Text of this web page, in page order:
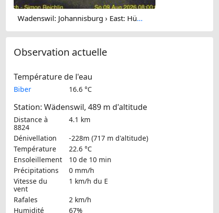
Wadenswil: Johannisburg › East: Hütten
Observation actuelle
Température de l'eau
Biber 16.6 °C
Station: Wädenswil, 489 m d'altitude
Distance à
8824
4.1 km
Dénivellation
-228m (717 m d'altitude)
Température
22.6 °C
Ensoleillement
10 de 10 min
Précipitations
0 mm/h
Vitesse du
vent
1 km/h du E
Rafales
2 km/h
Humidité
67%